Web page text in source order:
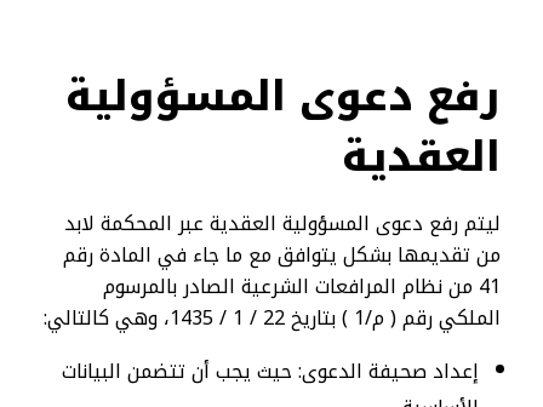
رفع دعوى المسؤولية
العقدية​
ليتم رفع دعوى المسؤولية العقدية عبر المحكمة لابد
من تقديمها بشكل يتوافق مع ما جاء في المادة رقم
41 من نظام المرافعات الشرعية الصادر بالمرسوم
الملكي رقم ( م/1 ) بتاريخ 22 / 1 / 1435، وهي كالتالي:
إعداد صحيفة الدعوى: حيث يجب أن تتضمن البيانات